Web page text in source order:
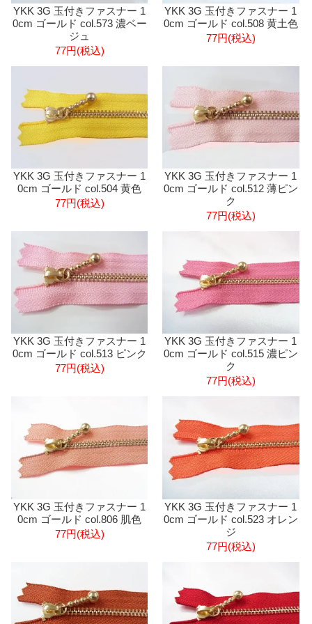
YKK 3G 玉付きファスナー 1
0cm ゴールド col.573 濃ベー
ジュ
77円(税込)
YKK 3G 玉付きファスナー 1
0cm ゴールド col.508 黄土色
77円(税込)
YKK 3G 玉付きファスナー 1
0cm ゴールド col.504 黄色
77円(税込)
YKK 3G 玉付きファスナー 1
0cm ゴールド col.512 薄ピン
ク
77円(税込)
YKK 3G 玉付きファスナー 1
0cm ゴールド col.513 ピンク
77円(税込)
YKK 3G 玉付きファスナー 1
0cm ゴールド col.515 濃ピン
ク
77円(税込)
YKK 3G 玉付きファスナー 1
0cm ゴールド col.806 肌色
77円(税込)
YKK 3G 玉付きファスナー 1
0cm ゴールド col.523 オレン
ジ
77円(税込)